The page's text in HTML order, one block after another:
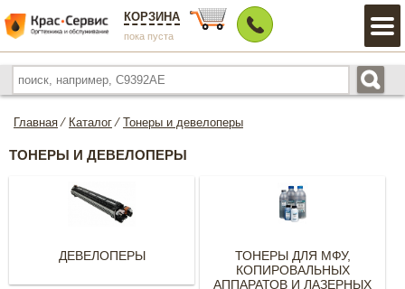
КОРЗИНА
пока пуста
Главная ⁄ Каталог ⁄ Тонеры и девелоперы
ТОНЕРЫ И ДЕВЕЛОПЕРЫ
ДЕВЕЛОПЕРЫ
ТОНЕРЫ ДЛЯ МФУ,
КОПИРОВАЛЬНЫХ
АППАРАТОВ И ЛАЗЕРНЫХ